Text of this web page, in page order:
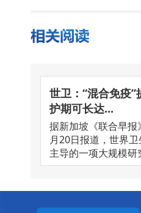
世卫：“混合免疫”
护期可长达...
据新加坡《联合早报
月20日报道，世界
主导的一项大规模研